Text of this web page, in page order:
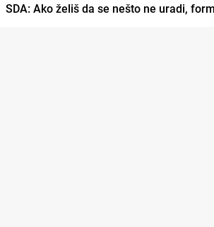
SDA: Ako želiš da se nešto ne uradi,